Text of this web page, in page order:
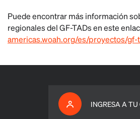
Puede encontrar más información
regionales del GF-TADs en este
americas.woah.org/es/proyectos/gf-
INGRESA A TU